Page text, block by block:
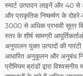
स्मार्ट उत्पादन लाइनें और 40 से
और प्राकृतिक निष्कर्षण के
3000 से अधिक प्रभावी सूत्र
स्तर के शीर्ष सामग्री
अनुपालन युक्त उत्पादों की
आधारित अनुकूलन और अनुबंध
प्रीमियम ब्रांडों द्वारा